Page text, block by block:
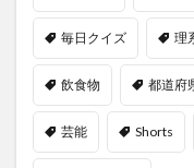
毎日クイズ 理
飲食物 都道府
芸能 Shorts